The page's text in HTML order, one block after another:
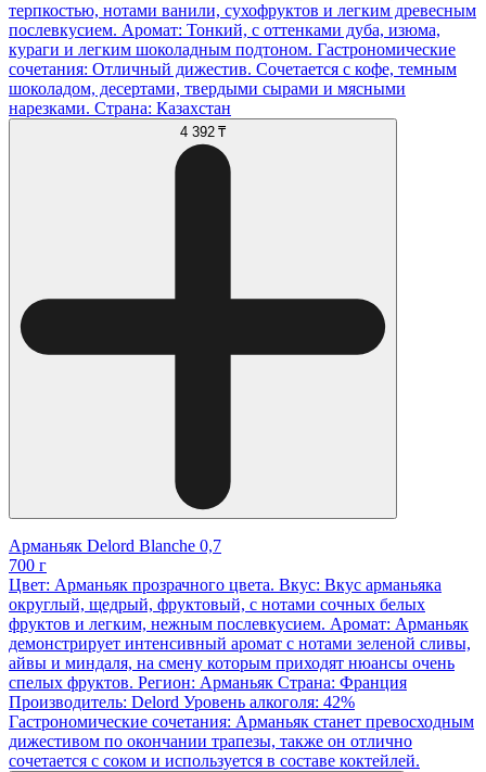
терпкостью, нотами ванили, сухофруктов и легким древесным
послевкусием. Аромат: Тонкий, с оттенками дуба, изюма,
кураги и легким шоколадным подтоном. Гастрономические
сочетания: Отличный дижестив. Сочетается с кофе, темным
шоколадом, десертами, твердыми сырами и мясными
нарезками. Страна: Казахстан
4 392 ₸
Арманьяк Delord Blanche 0,7
700 г
Цвет: Арманьяк прозрачного цвета. Вкус: Вкус арманьяка
округлый, щедрый, фруктовый, с нотами сочных белых
фруктов и легким, нежным послевкусием. Аромат: Арманьяк
демонстрирует интенсивный аромат с нотами зеленой сливы,
айвы и миндаля, на смену которым приходят нюансы очень
спелых фруктов. Регион: Арманьяк Страна: Франция
Производитель: Delord Уровень алкоголя: 42%
Гастрономические сочетания: Арманьяк станет превосходным
дижестивом по окончании трапезы, также он отлично
сочетается с соком и используется в составе коктейлей.